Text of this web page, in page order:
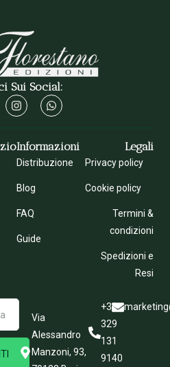
Sui Social:
Informazioni
Distribuzione
Blog
FAQ
Guide
Legali
Privacy policy
Cookie policy
Termini &
condizioni
Spedizioni e
Resi
Via
Alessandro
Manzoni, 93,
+39
329
131
9140